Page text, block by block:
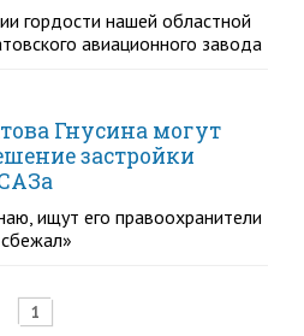
гордости нашей областной
авиационного завода
Гнусина могут
застройки
ищут его правоохранители
1